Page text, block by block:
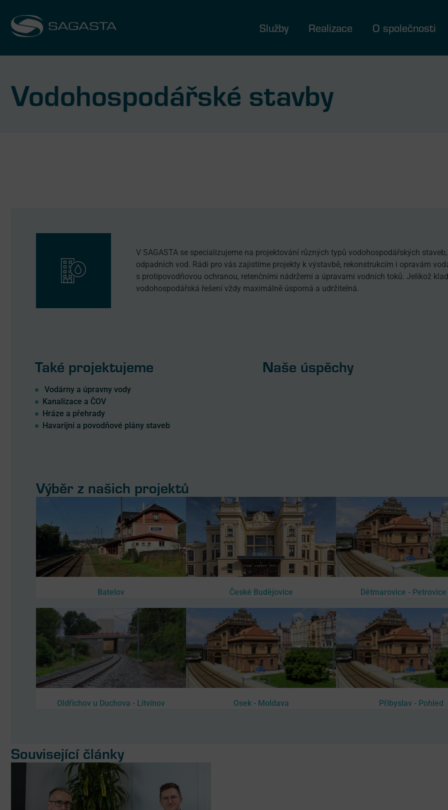
Služby Realizace O společnosti
Vodohospodářské stavby
V SAGASTA se specializujeme na projektování různých typů vodohospodářských
odpadních vod. Rádi pro vás zajistíme projekty k výstavbě, rekonstrukcím i opravám
s protipovodňovou ochranou, retenčními nádržemi a úpravami vodních toků. Jelikož
vodohospodářská řešení vždy maximálně úsporná a udržitelná.
Také projektujeme
Vodárny a úpravny vody
Kanalizace a ČOV
Hráze a přehrady
Havarijní a povodňové plány staveb
Naše úspěchy
Výběr z našich projektů
Batelov České Budějovice Dětmarovice - Petrovice
Oldřichov u Duchova - Litvínov Osek - Moldava Přibyslav - Pohled
Související články